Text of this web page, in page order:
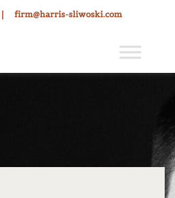
| firm@harris-sliwoski.com